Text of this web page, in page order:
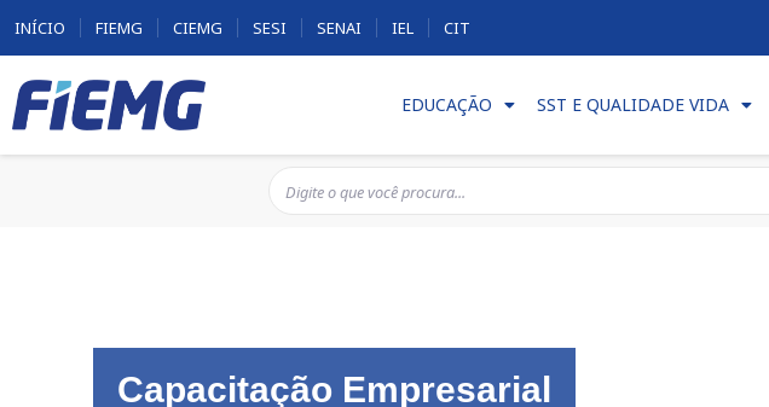
INÍCIO FIEMG CIEMG SESI SENAI IEL CIT
EDUCAÇÃO SST E QUALIDADE VIDA
Capacitação Empresarial